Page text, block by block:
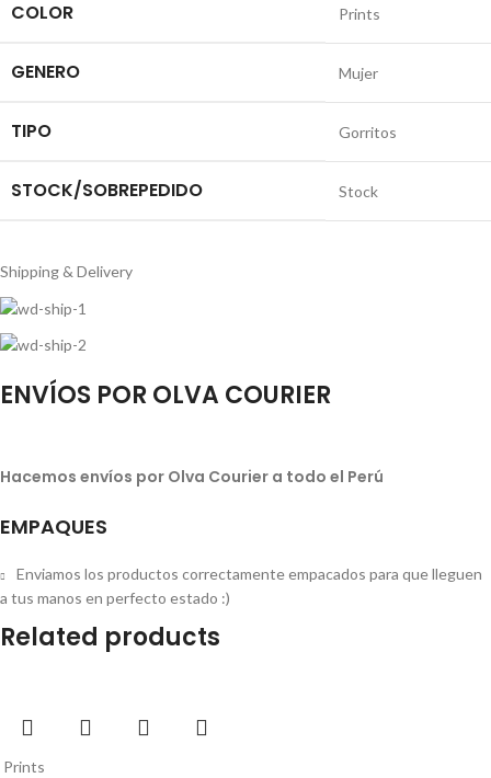
COLOR Prints
GENERO Mujer
TIPO Gorritos
STOCK/SOBREPEDIDO Stock
Shipping & Delivery
ENVÍOS POR OLVA COURIER
Hacemos envíos por Olva Courier a todo el Perú
EMPAQUES
Enviamos los productos correctamente empacados para que lleguen
a tus manos en perfecto estado :)
Related products
Prints